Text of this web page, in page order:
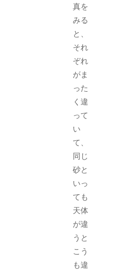
真を
みる
と、
それ
ぞれ
がま
った
く違
って
い
て、
同じ
砂と
いっ
ても
天体
が違
うと
こう
も違